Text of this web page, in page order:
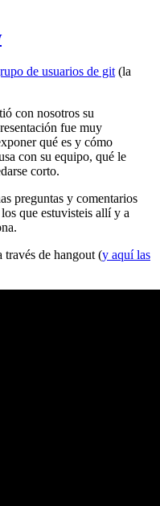
de usuarios de git (la
con nosotros su
fue muy
qué es y cómo
con su equipo, qué le
corto.
preguntas y comentarios
que estuvisteis allí y a
través de hangout (y aquí las